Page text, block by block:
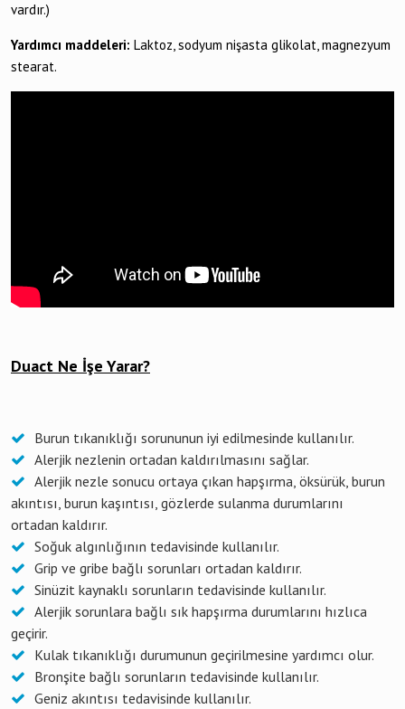
vardır.)
Yardımcı maddeleri: Laktoz, sodyum nişasta glikolat, magnezyum
stearat.
Duact Ne İşe Yarar?
Burun tıkanıklığı sorununun iyi edilmesinde kullanılır.
Alerjik nezlenin ortadan kaldırılmasını sağlar.
Alerjik nezle sonucu ortaya çıkan hapşırma, öksürük, burun
akıntısı, burun kaşıntısı, gözlerde sulanma durumlarını
ortadan kaldırır.
Soğuk algınlığının tedavisinde kullanılır.
Grip ve gribe bağlı sorunları ortadan kaldırır.
Sinüzit kaynaklı sorunların tedavisinde kullanılır.
Alerjik sorunlara bağlı sık hapşırma durumlarını hızlıca
geçirir.
Kulak tıkanıklığı durumunun geçirilmesine yardımcı olur.
Bronşite bağlı sorunların tedavisinde kullanılır.
Geniz akıntısı tedavisinde kullanılır.